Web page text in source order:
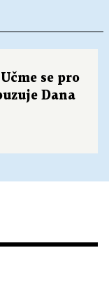
se pro
Dana